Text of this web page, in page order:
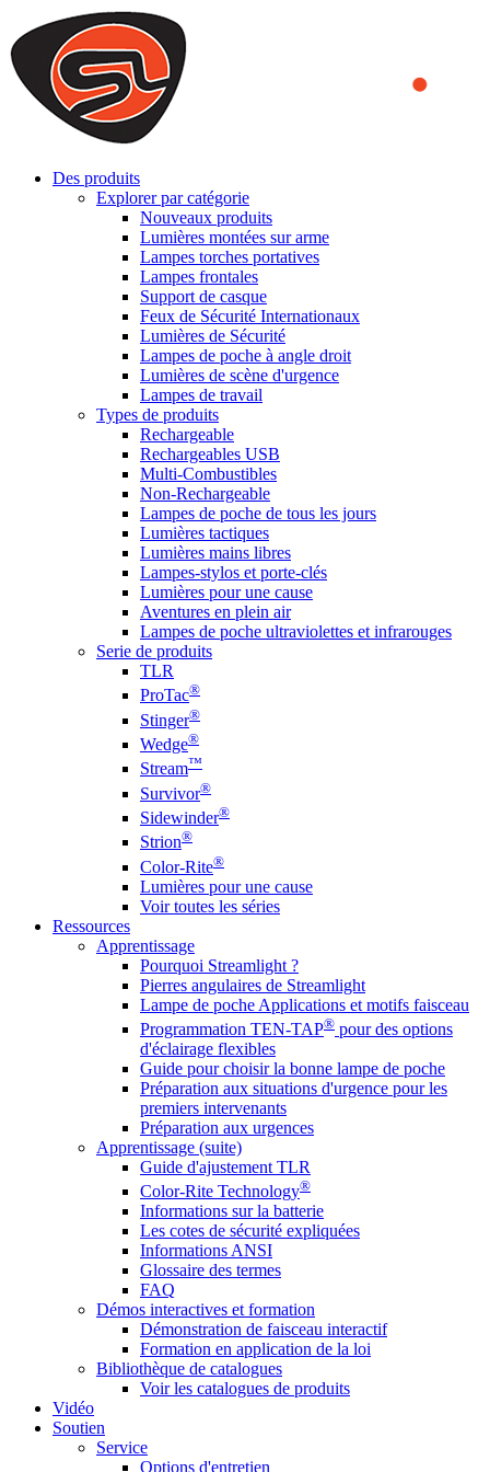
We use cookies to ensure that we provide you the best experience
on our website. By continuing to browse this website, you accept
that cookies are used to help us analyze how the website is used and
to offer you a better experience. To learn more or to find out how
you can disable cookies, you can access our
Des produits
Explorer par catégorie
Nouveaux produits
Lumières montées sur arme
Lampes torches portatives
Lampes frontales
Support de casque
Feux de Sécurité Internationaux
Lumières de Sécurité
Lampes de poche à angle droit
Lumières de scène d'urgence
Lampes de travail
Types de produits
Rechargeable
Rechargeables USB
Multi-Combustibles
Non-Rechargeable
Lampes de poche de tous les jours
Lumières tactiques
Lumières mains libres
Lampes-stylos et porte-clés
Lumières pour une cause
Aventures en plein air
Lampes de poche ultraviolettes et infrarouges
Serie de produits
TLR
ProTac®
Stinger®
Wedge®
Stream™
Survivor®
Sidewinder®
Strion®
Color-Rite®
Lumières pour une cause
Voir toutes les séries
Ressources
Apprentissage
Pourquoi Streamlight ?
Pierres angulaires de Streamlight
Lampe de poche Applications et motifs faisceau
Programmation TEN-TAP® pour des options
d'éclairage flexibles
Guide pour choisir la bonne lampe de poche
Préparation aux situations d'urgence pour les
premiers intervenants
Préparation aux urgences
Apprentissage (suite)
Guide d'ajustement TLR
Color-Rite Technology®
Informations sur la batterie
Les cotes de sécurité expliquées
Informations ANSI
Glossaire des termes
FAQ
Démos interactives et formation
Démonstration de faisceau interactif
Formation en application de la loi
Bibliothèque de catalogues
Voir les catalogues de produits
Vidéo
Soutien
Service
Options d'entretien